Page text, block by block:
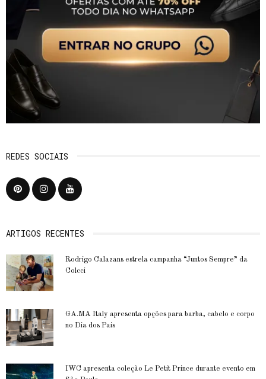
REDES SOCIAIS
ARTIGOS RECENTES
Rodrigo Calazans estrela campanha “Juntos Sempre” da
Colcci
GA.MA Italy apresenta opções para barba, cabelo e corpo
no Dia dos Pais
IWC apresenta coleção Le Petit Prince durante evento em